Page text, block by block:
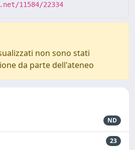
11584/22334
non sono stati
da parte dell'ateneo
ND
23